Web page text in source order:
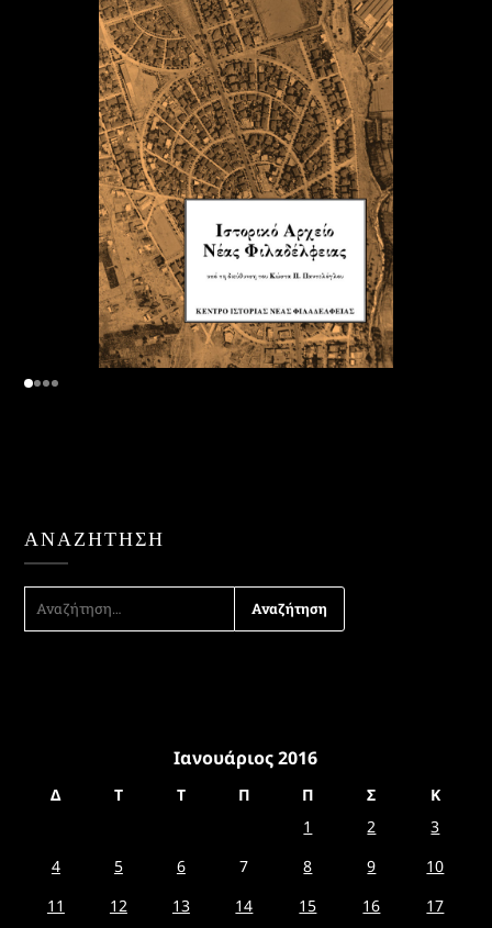
ΑΝΑΖΉΤΗΣΗ
ΑΝΑΖΉΤΗΣΗ
Ιανουάριος 2016
Δ Τ Τ Π Π Σ
Κ
1
2
3
4
5 6 7 8 9
10
11
12 13 14 15 16
17